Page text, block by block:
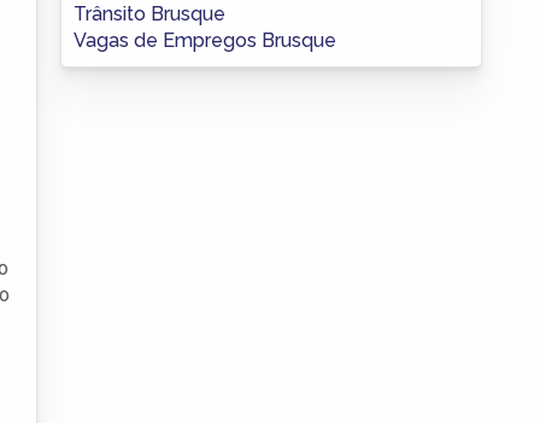
Trânsito Brusque
Vagas de Empregos Brusque